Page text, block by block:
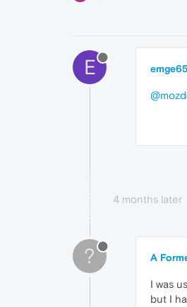
E emge65
4 months later
? A
I was
but I